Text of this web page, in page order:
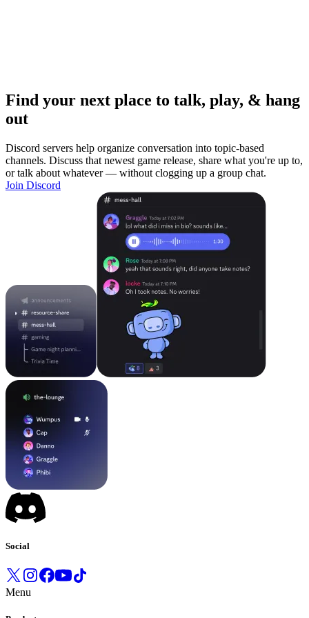
Find your next place to talk, play, & hang
out
Discord servers help organize conversation into topic-based
channels. Discuss that newest game release, share what you're up to,
or talk about whatever — without clogging up a group chat.
Join Discord
Social
Menu